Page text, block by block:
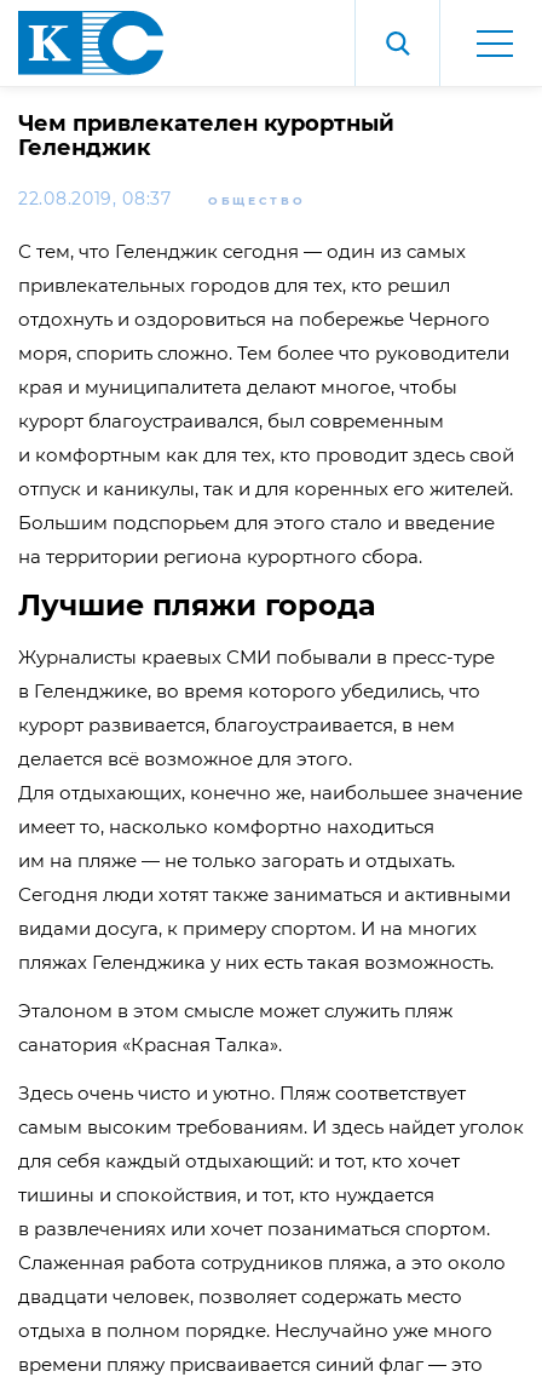
Чем привлекателен курортный
Геленджик
22.08.2019, 08:37 ОБЩЕСТВО
С тем, что Геленджик сегодня — один из самых
привлекательных городов для тех, кто решил
отдохнуть и оздоровиться на побережье Черного
моря, спорить сложно. Тем более что руководители
края и муниципалитета делают многое, чтобы
курорт благоустраивался, был современным
и комфортным как для тех, кто проводит здесь свой
отпуск и каникулы, так и для коренных его жителей.
Большим подспорьем для этого стало и введение
на территории региона курортного сбора.
Лучшие пляжи города
Журналисты краевых СМИ побывали в пресс-туре
в Геленджике, во время которого убедились, что
курорт развивается, благоустраивается, в нем
делается всё возможное для этого.
Для отдыхающих, конечно же, наибольшее значение
имеет то, насколько комфортно находиться
им на пляже — не только загорать и отдыхать.
Сегодня люди хотят также заниматься и активными
видами досуга, к примеру спортом. И на многих
пляжах Геленджика у них есть такая возможность.
Эталоном в этом смысле может служить пляж
санатория «Красная Талка».
Здесь очень чисто и уютно. Пляж соответствует
самым высоким требованиям. И здесь найдет уголок
для себя каждый отдыхающий: и тот, кто хочет
тишины и спокойствия, и тот, кто нуждается
в развлечениях или хочет позаниматься спортом.
Слаженная работа сотрудников пляжа, а это около
двадцати человек, позволяет содержать место
отдыха в полном порядке. Неслучайно уже много
времени пляжу присваивается синий флаг — это